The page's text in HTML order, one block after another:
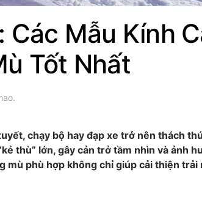
Mẫu Kính
Tốt Nhất
.
chạy bộ hay đạp xe trở nên thách
thù” lớn, gây cản trở tầm nhìn và ảnh
mù phù hợp không chỉ giúp cải thiện trải